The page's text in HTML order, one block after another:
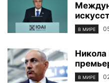
В МИРЕ
Никола
В МИРЕ